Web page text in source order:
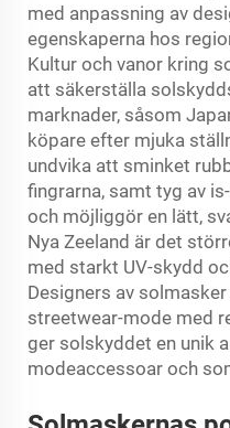
med anpassning av
egenskaperna hos
Kultur och vanor kring
att säkerställa
marknader, såsom
köpare efter mjuka
undvika att sminket
fingrarna, samt tyg av
och möjliggör en lätt,
Nya Zeeland är det
med starkt UV-skydd
Designers av
streetwear-mode med
ger solskyddet en unik
modeaccessoar och